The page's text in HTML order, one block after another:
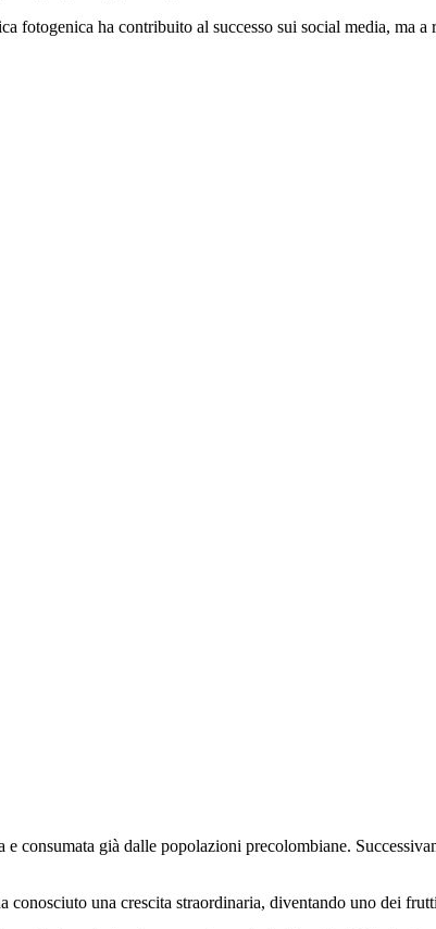
ha contribuito al successo sui social media, ma a
consumata già dalle popolazioni precolombiane.
una crescita straordinaria, diventando uno dei